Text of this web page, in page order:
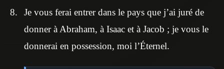
Je vous ferai entrer dans le pays que j’ai juré de
donner à Abraham, à Isaac et à Jacob ; je vous le
donnerai en possession, moi l’Éternel.